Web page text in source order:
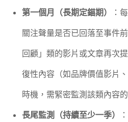
第一個月（長期定錨期）
：
關注聲量是否已回落至事件
回顧」類的影片或文章再次
復性內容（如品牌價值影片
時機，需緊密監測該類內容
長尾監測（持續至少一季）